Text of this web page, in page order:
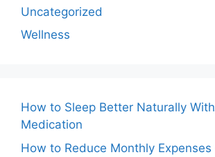
Uncategorized
Wellness
How to Sleep Better Naturally
Medication
How to Reduce Monthly